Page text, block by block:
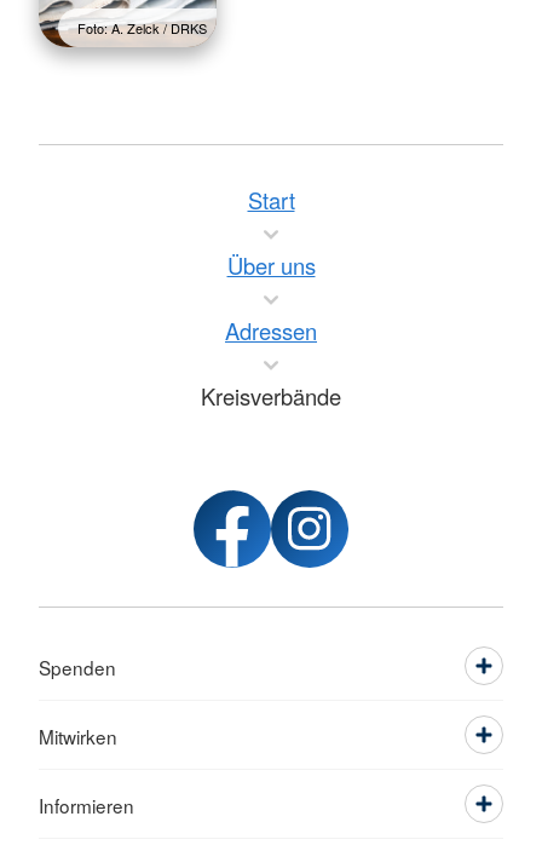
Foto: A. Zelck / DRKS
Start
Über uns
Adressen
Kreisverbände
Spenden
Mitwirken
Informieren